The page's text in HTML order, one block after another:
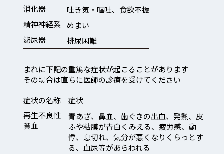
消化器
吐き気・嘔吐、食欲不振
精神神経系
めまい
泌尿器
排尿困難
まれに下記の重篤な症状が起こることがあります
その場合は直ちに医師の診療を受けてください
症状の名称
症状
再生不良性
貧血
青あざ、鼻血、歯ぐきの出血、発熱、皮
ふや粘膜が青白くみえる、疲労感、動
悸、息切れ、気分が悪くなりくらっとす
る、血尿等があらわれる